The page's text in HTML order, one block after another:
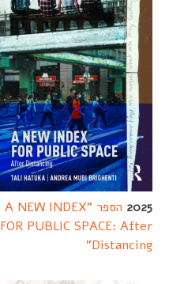
2025
הספר "A NEW INDEX
FOR PUBLIC SPACE: After
Distancing"